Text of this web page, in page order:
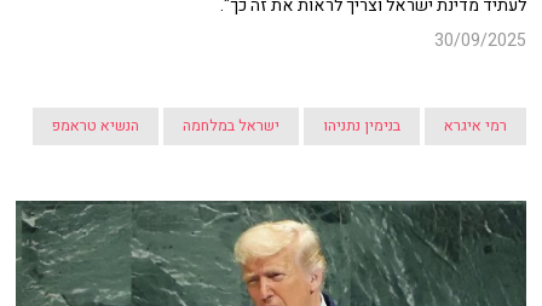
לעתיד מדינת ישראל וצריך לראות את זה כך".
30/09/2025
רמי איגרא בנימין נתניהו ישראל במלחמה הנשיא טראמפ